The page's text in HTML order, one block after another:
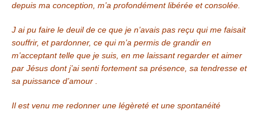
depuis ma conception, m’a profondément libérée et consolée.
J ai pu faire le deuil de ce que je n’avais pas reçu qui me faisait
souffrir, et pardonner, ce qui m’a permis de grandir en
m’acceptant telle que je suis, en me laissant regarder et aimer
par Jésus dont j’ai senti fortement sa présence, sa tendresse et
sa puissance d’amour .
Il est venu me redonner une légèreté et une spontanéité